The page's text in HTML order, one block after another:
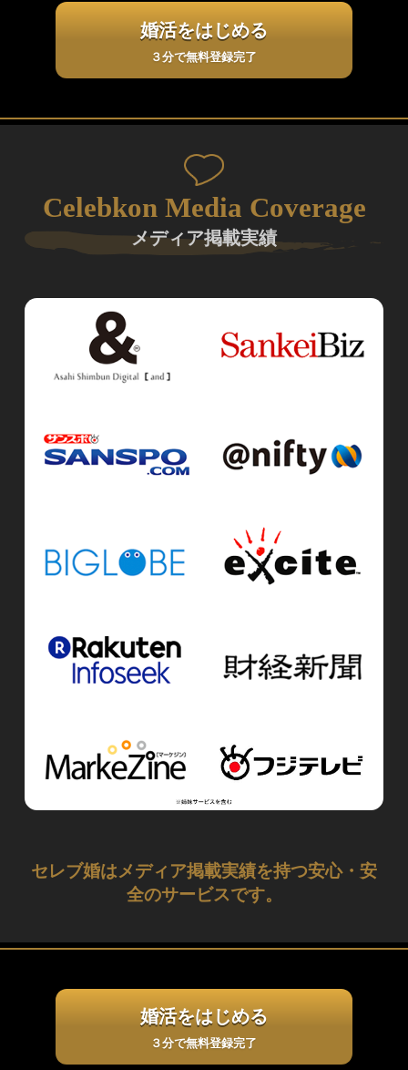
婚活をはじめる
３分で無料登録完了
Celebkon Media Coverage
メディア掲載実績
セレブ婚はメディア掲載実績を持つ安心・安
全のサービスです。
婚活をはじめる
３分で無料登録完了